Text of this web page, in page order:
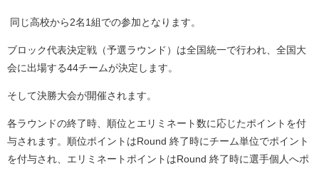
同じ高校から2名1組での参加となります。
ブロック代表決定戦（予選ラウンド）は全国統⼀で⾏われ、全国大
会に出場する44チームが決定します。
そして決勝⼤会が開催されます。
各ラウンドの終了時、順位とエリミネート数に応じたポイントを付
与されます。順位ポイントはRound 終了時にチーム単位でポイント
を付与され、エリミネートポイントはRound 終了時に選⼿個⼈へポ